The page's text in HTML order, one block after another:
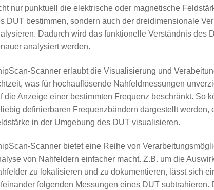
nur punktuell die elektrische oder magnetische
DUT bestimmen, sondern auch der dreidimensionale
Dadurch wird das funktionelle Verständnis des
analysiert werden.
Scanner erlaubt die Visualisierung und
was für hochauflösende Nahfeldmessungen
die Anzeige einer bestimmten Frequenz beschränkt. So
definierbaren Frequenzbändern dargestellt
in der Umgebung des DUT visualisieren.
Scanner bietet eine Reihe von
von Nahfeldern einfacher macht. Z.B. um die
zu lokalisieren und zu dokumentieren, lässt sich
folgenden Messungen eines DUT